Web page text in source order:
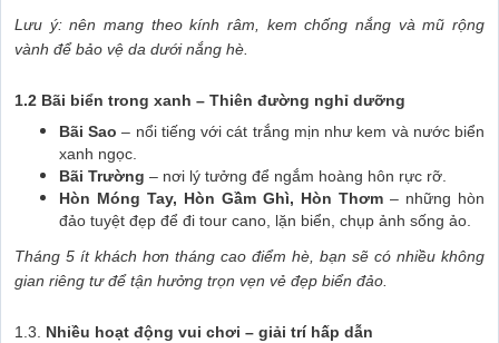
Lưu ý: nên mang theo kính râm, kem chống nắng và mũ rộng
vành để bảo vệ da dưới nắng hè.
1.2 Bãi biển trong xanh – Thiên đường nghỉ dưỡng
Bãi Sao – nổi tiếng với cát trắng mịn như kem và nước biển
xanh ngọc.
Bãi Trường – nơi lý tưởng để ngắm hoàng hôn rực rỡ.
Hòn Móng Tay, Hòn Gầm Ghì, Hòn Thơm – những hòn
đảo tuyệt đẹp để đi tour cano, lặn biển, chụp ảnh sống ảo.
Tháng 5 ít khách hơn tháng cao điểm hè, bạn sẽ có nhiều không
gian riêng tư để tận hưởng trọn vẹn vẻ đẹp biển đảo.
1.3. Nhiều hoạt động vui chơi – giải trí hấp dẫn